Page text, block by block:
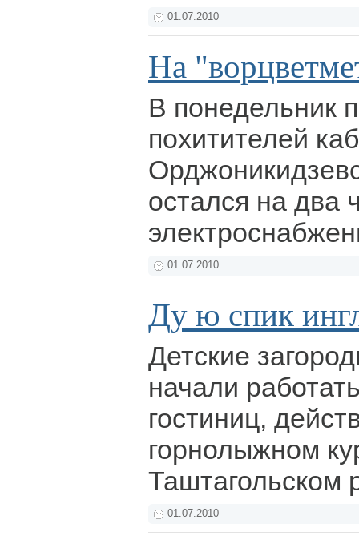
01.07.2010
На
В понедельник
похитителей
остался на два
01.07.2010
Ду ю спик
Детские
начали
гостиниц,
горнолыжном
Таштагольском
01.07.2010